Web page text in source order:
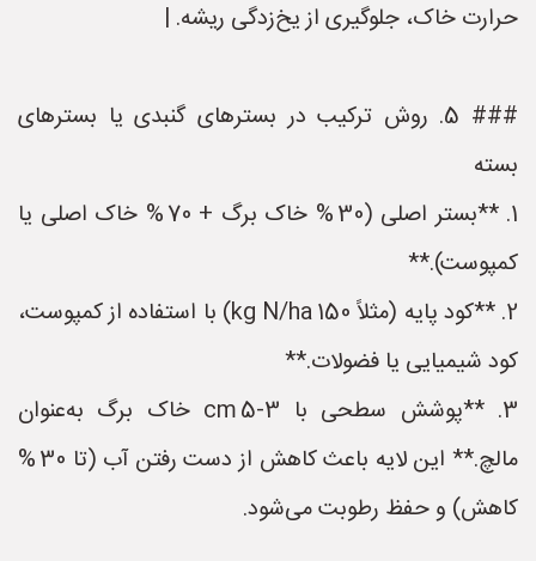
حرارت خاک، جلوگیری از یخ‌زدگی ریشه. |
### 5.‌ روش ترکیب در بستر‌های گنبدی یا بستر‌های
بسته
1. **بستر اصلی (30 % خاک برگ + 70 % خاک اصلی یا
کمپوست).**
2. **کود پایه (مثلاً 150 kg N/ha) با استفاده از کمپوست،
کود شیمیایی یا فضولات.**
3. **پوشش سطحی با 3‑5 cm خاک برگ به‌عنوان
مالچ.** این لایه باعث کاهش از دست رفتن آب (تا 30 %
کاهش) و حفظ رطوبت می‌شود.